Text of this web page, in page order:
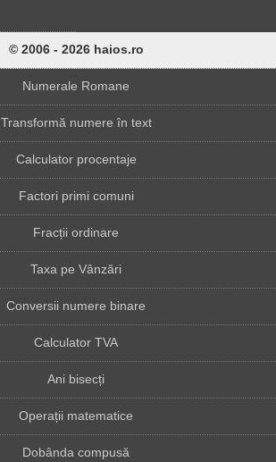
© 2006 - 2026 haios.ro
Numerale Romane
Transformă numere în text
Calculator procentaje
Factori primi comuni
Fracții ordinare
Taxa pe Vânzări
Conversii numere binare
Calculator TVA
Ani bisecți
Operații matematice
Dobânda compusă